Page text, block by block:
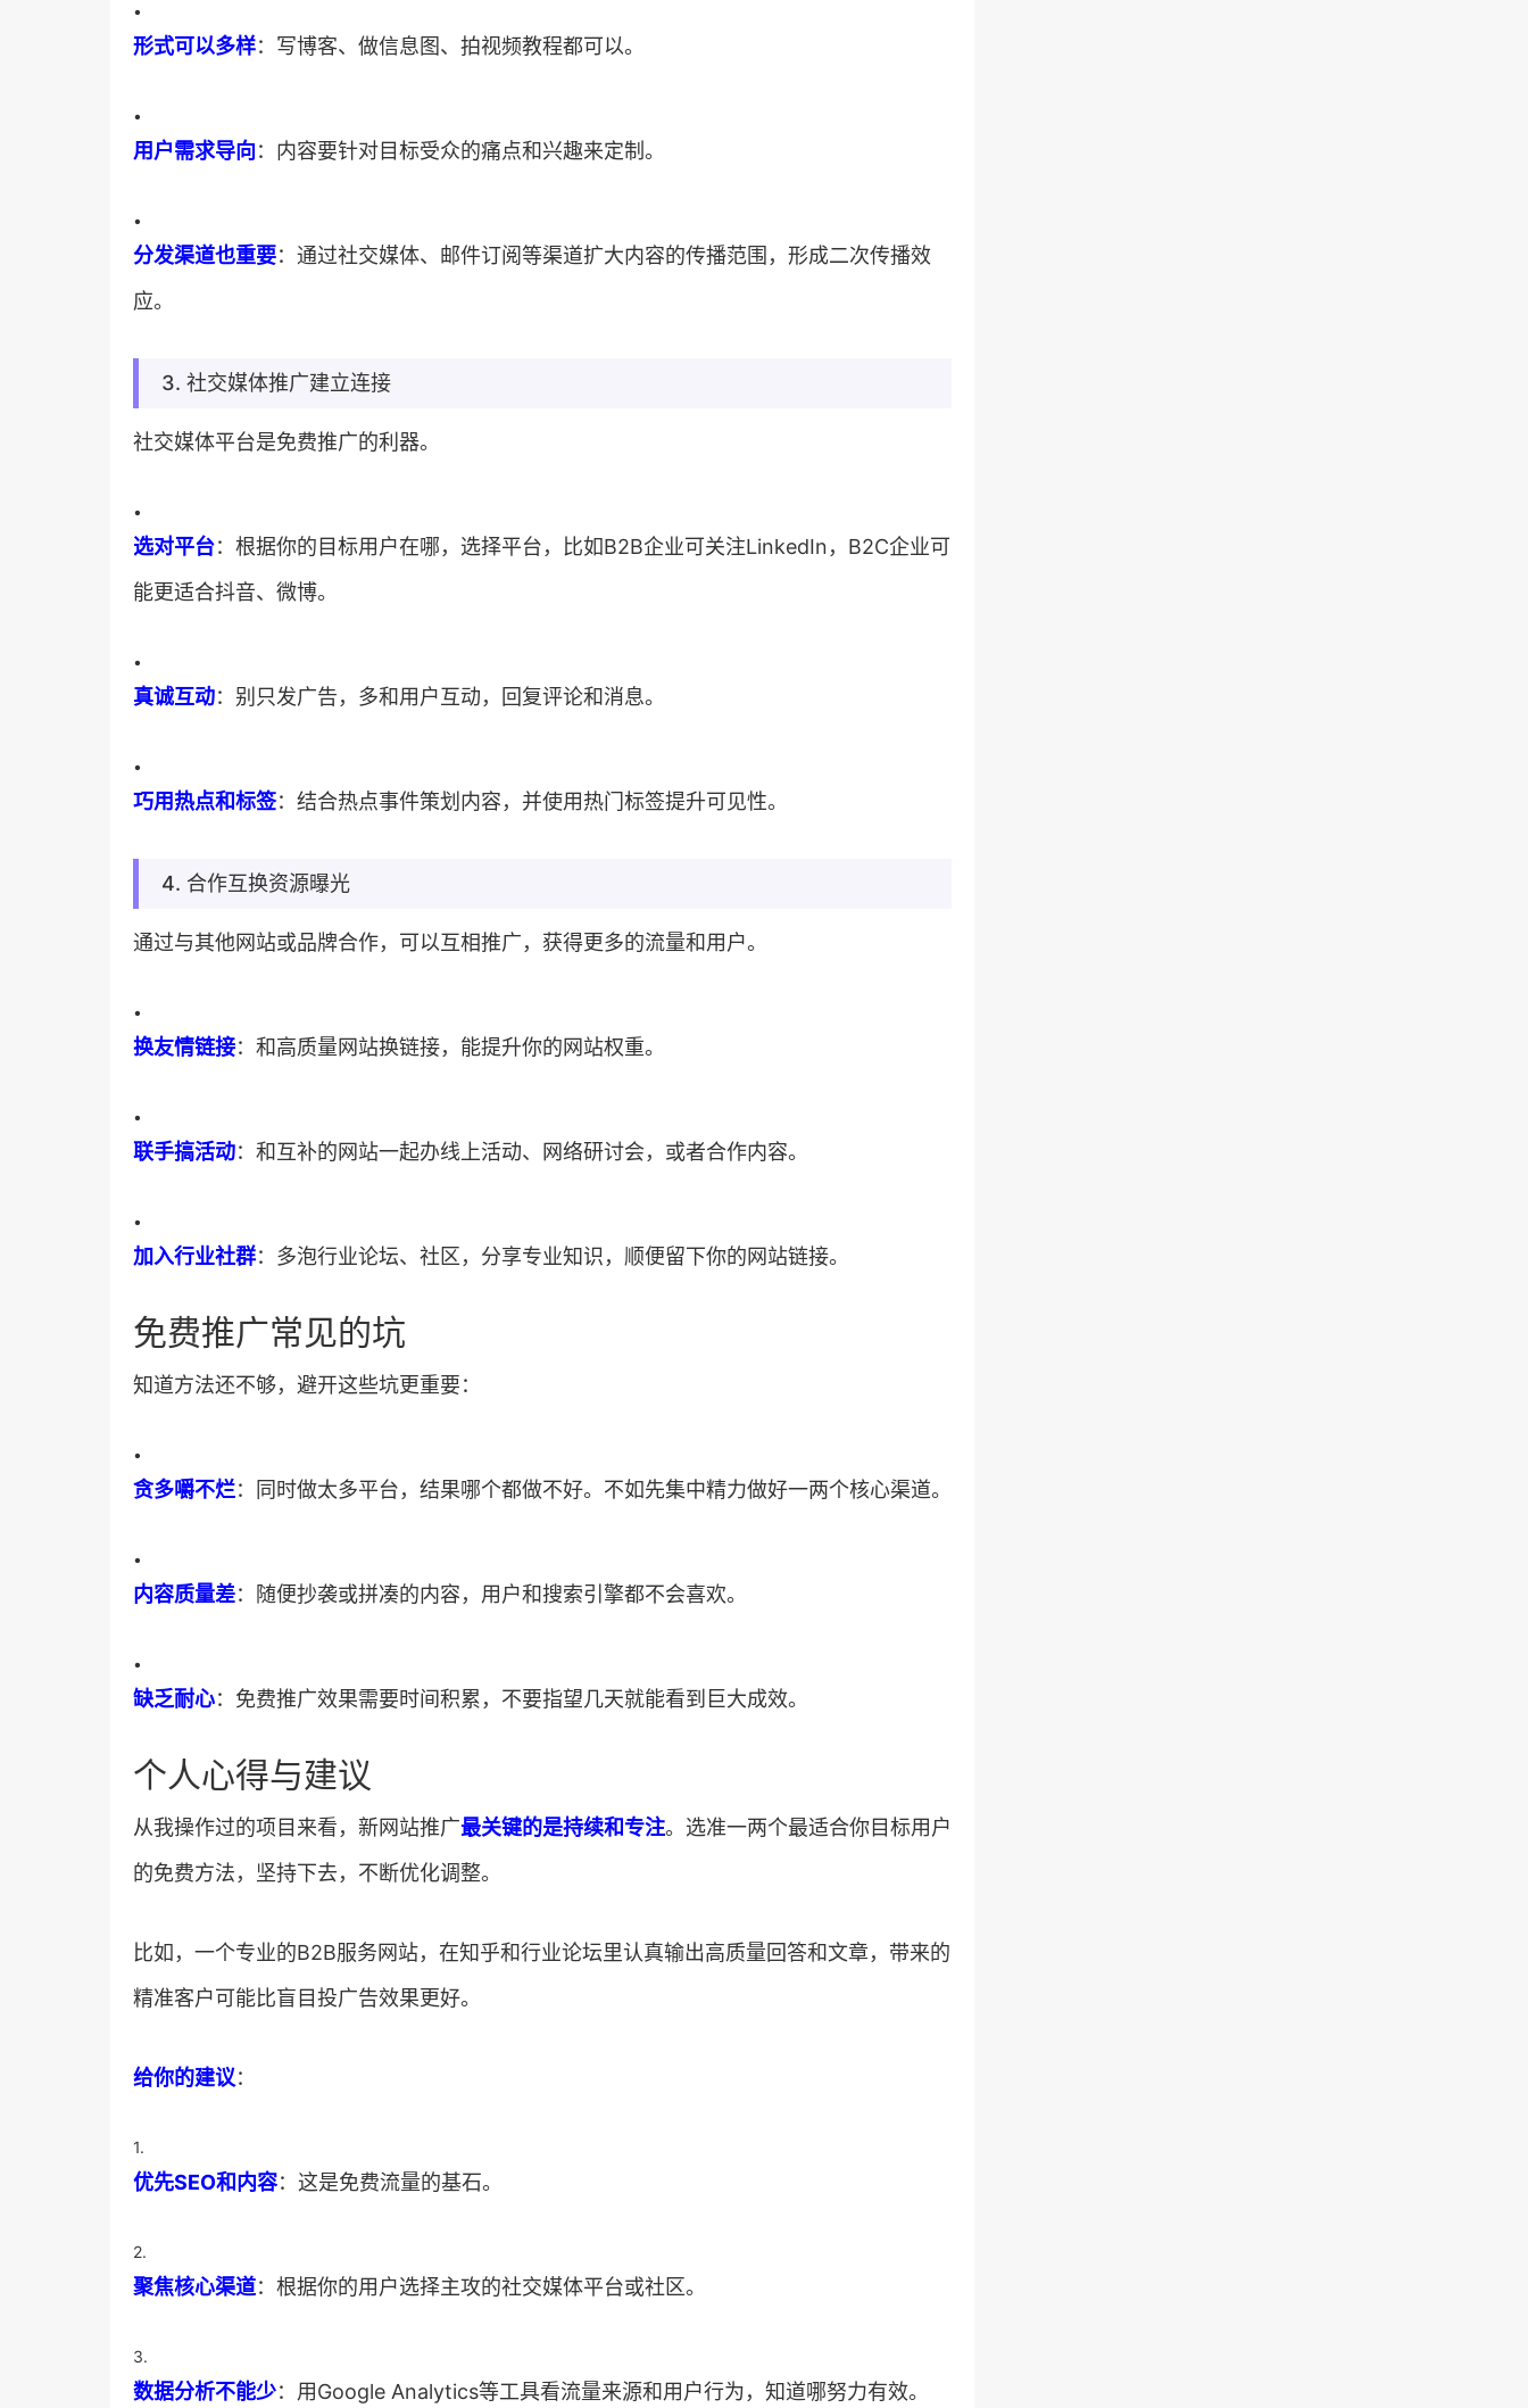
•
​形式可以多样​​：写博客、做信息图、拍视频教程都可以。
•
​用户需求导向​​：内容要针对目标受众的痛点和兴趣来定制。
•
​分发渠道也重要​​：通过社交媒体、邮件订阅等渠道扩大内容的传播范围，形成二次传播效
应。
3. 社交媒体推广建立连接
社交媒体平台是免费推广的利器。
•
​选对平台​​：根据你的目标用户在哪，选择平台，比如B2B企业可关注LinkedIn，B2C企业可
能更适合抖音、微博。
•
​真诚互动​​：别只发广告，多和用户互动，回复评论和消息。
•
​巧用热点和标签​​：结合热点事件策划内容，并使用热门标签提升可见性。
4. 合作互换资源曝光
通过与其他网站或品牌合作，可以互相推广，获得更多的流量和用户。
•
​换友情链接​​：和高质量网站换链接，能提升你的网站权重。
•
​联手搞活动​​：和互补的网站一起办线上活动、网络研讨会，或者合作内容。
•
​加入行业社群​​：多泡行业论坛、社区，分享专业知识，顺便留下你的网站链接。
免费推广常见的坑
知道方法还不够，避开这些坑更重要：
•
​贪多嚼不烂​​：同时做太多平台，结果哪个都做不好。不如先集中精力做好一两个核心渠道。
•
​内容质量差​​：随便抄袭或拼凑的内容，用户和搜索引擎都不会喜欢。
•
​缺乏耐心​​：免费推广效果需要时间积累，不要指望几天就能看到巨大成效。
个人心得与建议
从我操作过的项目来看，新网站推广​​最关键的是持续和专注​​。选准一两个最适合你目标用户
的免费方法，坚持下去，不断优化调整。
比如，一个专业的B2B服务网站，在知乎和行业论坛里认真输出高质量回答和文章，带来的
精准客户可能比盲目投广告效果更好。
​给你的建议​​：
1.
​优先SEO和内容​​：这是免费流量的基石。
2.
​聚焦核心渠道​​：根据你的用户选择主攻的社交媒体平台或社区。
3.
​数据分析不能少​​：用Google Analytics等工具看流量来源和用户行为，知道哪努力有效。